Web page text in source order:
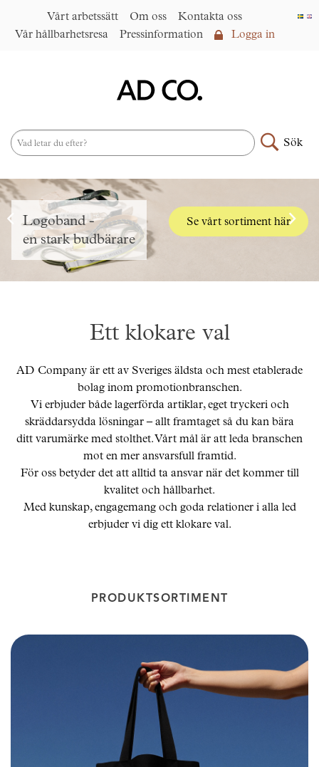
Vårt arbetssätt Om oss
Kontakta oss
Vår hållbarhetsresa
Pressinformation Logga in
Sök
Upptäck The Bag Site -
Välj rätt flergångskasse
AD CO trading
Logoband -
en stark budbärare
Se vårt sortiment här
Ett klokare val
AD Company är ett av Sveriges äldsta och mest etablerade
bolag inom promotionbranschen.
Vi erbjuder både lagerförda artiklar, eget tryckeri och
skräddarsydda lösningar – allt framtaget så du kan bära
ditt varumärke med stolthet. Vårt mål är att leda branschen
mot en mer ansvarsfull framtid.
För oss betyder det att alltid ta ansvar när det kommer till
kvalitet och hållbarhet.
Med kunskap, engagemang och goda relationer i alla led
erbjuder vi dig ett klokare val.
PRODUKTSORTIMENT
Om oss
Nyheter
Under samma paraply
Kontakta oss
Pressinformation
Logga in